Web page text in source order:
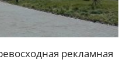
рекламная